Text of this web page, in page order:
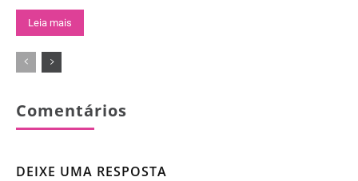
Leia mais
Comentários
DEIXE UMA RESPOSTA